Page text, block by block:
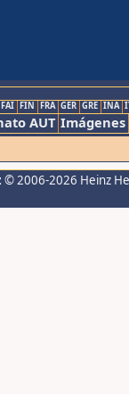
FAI FIN FRA GER GRE INA
AUT Imágenes
© 2006-2026 Heinz